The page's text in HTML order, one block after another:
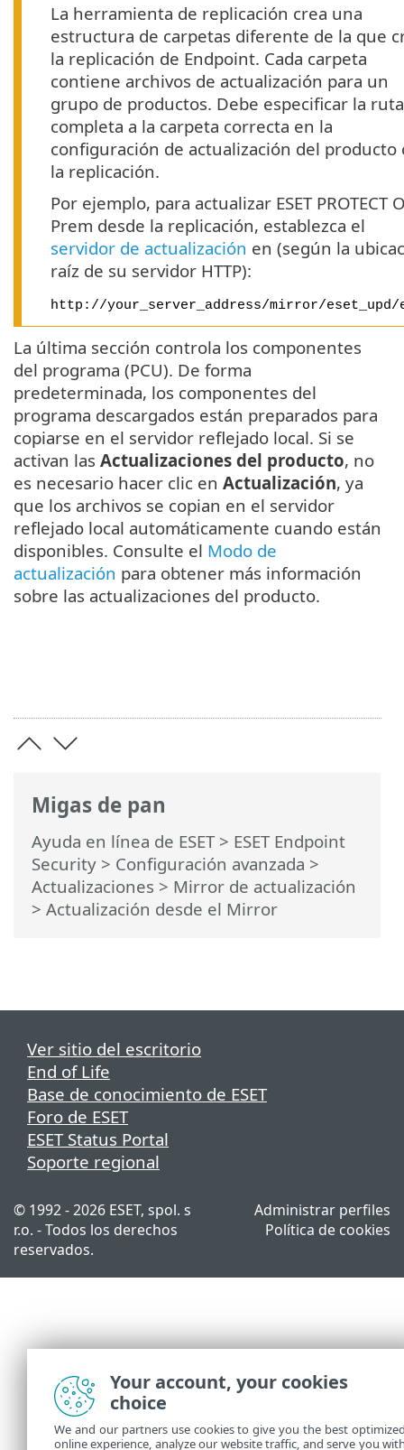
Migas de pan
Ayuda en línea de ESET> ESET Endpoint
Security > Configuración avanzada >
Actualizaciones > Mirror de actualización
> Actualización desde el Mirror
La herramienta de replicación crea una
estructura de carpetas diferente de la que
la replicación de Endpoint. Cada carpeta
contiene archivos de actualización para un
grupo de productos. Debe especificar la ruta
completa a la carpeta correcta en la
configuración de actualización del producto
la replicación.
Por ejemplo, para actualizar ESET PROTECT
Prem desde la replicación, establezca el
servidor de actualización en (según la
raíz de su servidor HTTP):
http://your_server_address/mirror/eset_upd/
La última sección controla los componentes
del programa (PCU). De forma
predeterminada, los componentes del
programa descargados están preparados para
copiarse en el servidor reflejado local. Si se
activan las Actualizaciones del producto, no
es necesario hacer clic en Actualización, ya
que los archivos se copian en el servidor
reflejado local automáticamente cuando están
disponibles. Consulte el Modo de
actualización para obtener más información
sobre las actualizaciones del producto.
Ver sitio del escritorio
End of Life
Base de conocimiento de ESET
Foro de ESET
ESET Status Portal
Soporte regional
© 1992 - 2026 ESET, spol. s
r.o. - Todos los derechos
reservados.
Administrar perfiles
Política de cookies
Your account, your cookies
choice
We and our partners use cookies to give you the best
online experience, analyze our website traffic, and serve you